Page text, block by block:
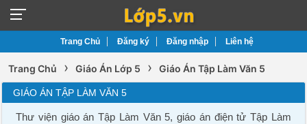
Trang Chủ Đăng ký Đăng nhập Liên hệ
Trang Chủ › Giáo Án Lớp 5 › Giáo Án Tập Làm Văn 5
GIÁO ÁN TẬP LÀM VĂN 5
Thư viện giáo án Tập Làm Văn 5, giáo án điện tử Tập Làm